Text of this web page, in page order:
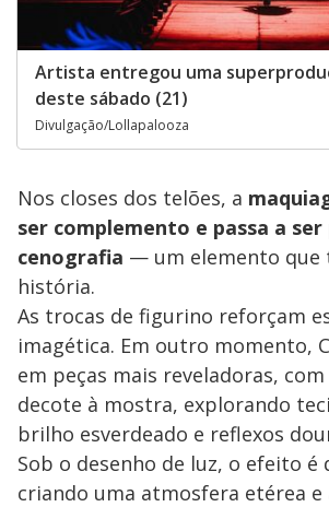
Artista entregou uma
deste sábado (21)
Divulgação/Lollapalooza
Nos closes dos telões, a
ser complemento e passa a
cenografia — um elemento que
história.
As trocas de figurino reforçam
imagética. Em outro momento,
em peças mais reveladoras,
decote à mostra, explorando
brilho esverdeado e reflexos
Sob o desenho de luz, o efeito é
criando uma atmosfera etérea e